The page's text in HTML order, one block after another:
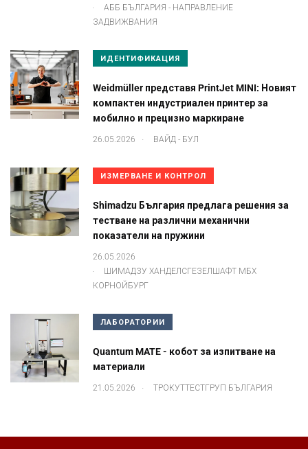
.
АББ БЪЛГАРИЯ - НАПРАВЛЕНИЕ
ЗАДВИЖВАНИЯ
ИДЕНТИФИКАЦИЯ
Weidmüller представя PrintJet MINI: Новият
компактен индустриален принтер за
мобилно и прецизно маркиране
26.05.2026 . ВАЙД - БУЛ
ИЗМЕРВАНЕ И КОНТРОЛ
Shimadzu България предлага решения за
тестване на различни механични
показатели на пружини
26.05.2026
.
ШИМАДЗУ ХАНДЕЛСГЕЗЕЛШАФТ МБХ
КОРНОЙБУРГ
ЛАБОРАТОРИИ
Quantum MATE - кобот за изпитване на
материали
21.05.2026 . ТРОКУТТЕСТГРУП БЪЛГАРИЯ